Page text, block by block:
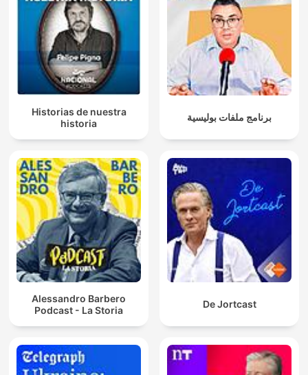
Historias de nuestra
historia
برنامج ملفات بوليسية
Alessandro Barbero
Podcast - La Storia
De Jortcast